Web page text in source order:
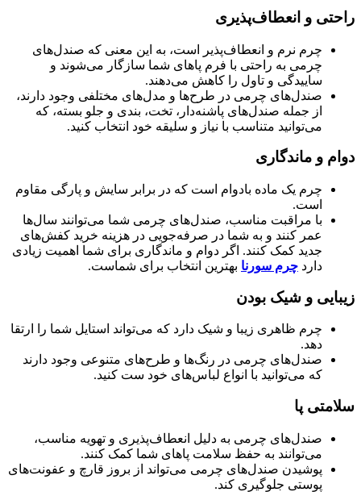
راحتی و انعطاف‌پذیری
چرم نرم و انعطاف‌پذیر است، به این معنی که صندل‌های
چرمی به راحتی با فرم پاهای شما سازگار می‌شوند و
ساییدگی و تاول را کاهش می‌دهند.
صندل‌های چرمی در طرح‌ها و مدل‌های مختلفی وجود دارند،
از جمله صندل‌های پاشنه‌دار، تخت، بندی و جلو بسته، که
می‌توانید متناسب با نیاز و سلیقه خود انتخاب کنید.
دوام و ماندگاری
چرم یک ماده بادوام است که در برابر سایش و پارگی مقاوم
است.
با مراقبت مناسب، صندل‌های چرمی شما می‌توانند سال‌ها
عمر کنند و به شما در صرفه‌جویی در هزینه خرید کفش‌های
جدید کمک کنند. اگر دوام و ماندگاری برای شما اهمیت زیادی
دارد چرم سورنا بهترین انتخاب برای شماست.
زیبایی و شیک بودن
چرم ظاهری زیبا و شیک دارد که می‌تواند استایل شما را ارتقا
دهد.
صندل‌های چرمی در رنگ‌ها و طرح‌های متنوعی وجود دارند
که می‌توانید با انواع لباس‌های خود ست کنید.
سلامتی پا
صندل‌های چرمی به دلیل انعطاف‌پذیری و تهویه مناسب،
می‌توانند به حفظ سلامت پاهای شما کمک کنند.
پوشیدن صندل‌های چرمی می‌تواند از بروز قارچ و عفونت‌های
پوستی جلوگیری کند.